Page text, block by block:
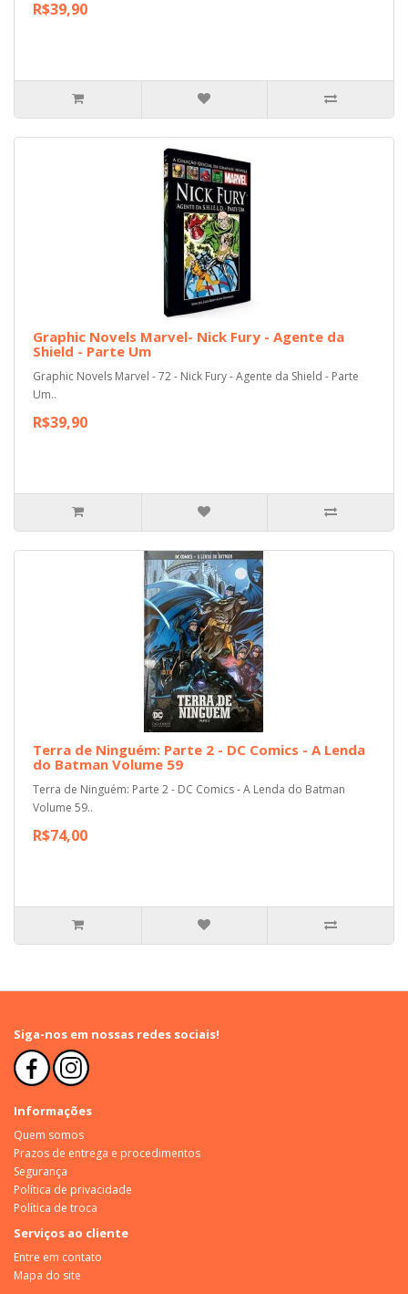
R$39,90
Graphic Novels Marvel- Nick Fury - Agente da
Shield - Parte Um
Graphic Novels Marvel - 72 - Nick Fury - Agente da Shield - Parte
Um..
R$39,90
Terra de Ninguém: Parte 2 - DC Comics - A Lenda
do Batman Volume 59
Terra de Ninguém: Parte 2 - DC Comics - A Lenda do Batman
Volume 59..
R$74,00
Siga-nos em nossas redes sociais!
Informações
Quem somos
Prazos de entrega e procedimentos
Segurança
Política de privacidade
Política de troca
Serviços ao cliente
Entre em contato
Mapa do site